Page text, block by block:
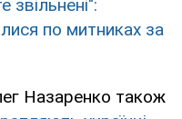
звільнені":
по митниках за
Назаренко також